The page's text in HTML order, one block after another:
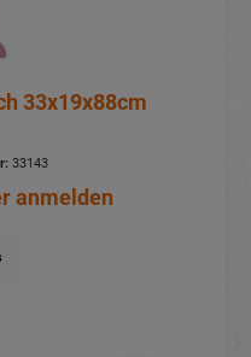
33x19x88cm
33143
anmelden